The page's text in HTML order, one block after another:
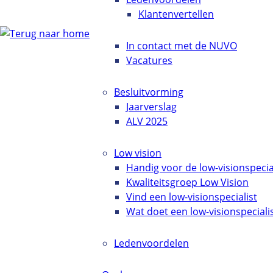
Klantenvertellen
In contact met de NUVO
Vacatures
Besluitvorming
Jaarverslag
ALV 2025
Low vision
Handig voor de low-
Kwaliteitsgroep Low Vision
Vind een low-visionspecialist
Wat doet een low-
Ledenvoordelen